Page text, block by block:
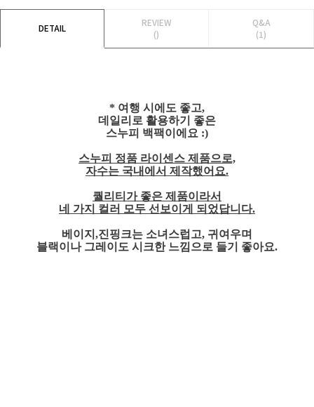
DETAIL
REVIEW
()
Q&A
(1)
* 여행 시에도 좋고,
데일리로 활용하기 좋은
스누피 백팩이에요 :)
스누피 정품 라이센스 제품으로,
자수는 국내에서 제작했어요.
퀄리티가 좋은 제품이라서
네 가지 컬러 모두 선보이게 되었답니다.
베이지,진핑크는 소녀스럽고, 귀여우며
블랙이나 그레이도 시크한 느낌으로 들기 좋아요.